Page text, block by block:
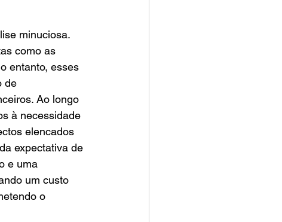
minuciosa.
como as
entanto, esses
de
Ao longo
à necessidade
elencados
expectativa de
e uma
um custo
o